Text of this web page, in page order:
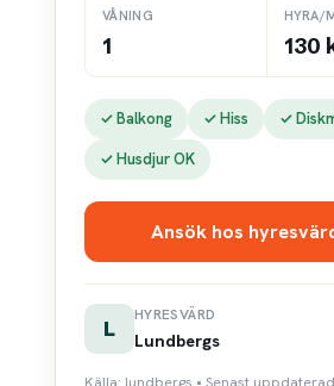
VÅNING
1
HYRA/
130
✓ Balkong ✓ Hiss
✓
✓ Husdjur OK
Ansök hos
L
HYRESVÄRD
Lundbergs